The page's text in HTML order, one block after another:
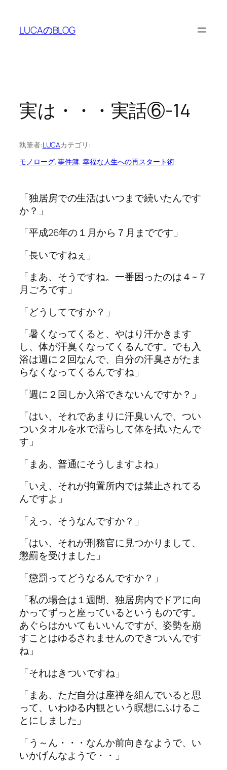
LUCAのBLOG
実は・・・実話⑥-14
執筆者:LUCAカテゴリ:
モノローグ, 事件簿, 幸福な人生への再スタート術
「独居房での生活はいつまで続いたんです
か？」
「平成26年の１月から７月までです」
「長いですねぇ」
「まあ、そうですね。一番困ったのは４~７
月ごろです」
「どうしてですか？」
「暑くなってくると、やはり汗かきます
し、体が汗臭くなってくるんです。でも入
浴は週に２回なんで、自分の汗臭さがたま
らなくなってくるんですね」
「週に２回しか入浴できないんですか？」
「はい、それであまりに汗臭いんで、つい
ついタオルを水で濡らして体を拭いたんで
す」
「まあ、普通にそうしますよね」
「いえ、それが拘置所内では禁止されてる
んですよ」
「えっ、そうなんですか？」
「はい、それが刑務官に見つかりまして、
懲罰を受けました」
「懲罰ってどうなるんですか？」
「私の場合は１週間、独居房内でドアに向
かってずっと座っているというものです。
あぐらはかいてもいいんですが、姿勢を崩
すことはゆるされませんのできついんです
ね」
「それはきついですね」
「まあ、ただ自分は座禅を組んでいると思
って、いわゆる内観という瞑想にふけるこ
とにしました」
「う～ん・・・なんか前向きなようで、い
いかげんなようで・・」